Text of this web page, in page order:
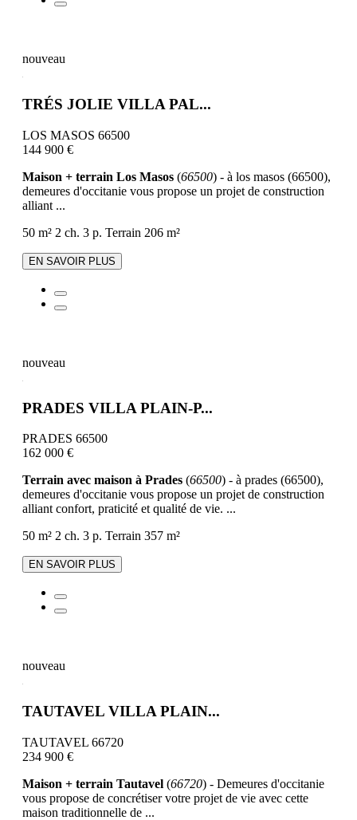
nouveau
TRÉS JOLIE VILLA PAL...
LOS MASOS 66500
144 900 €
Maison + terrain Los Masos (66500) - à los masos (66500),
demeures d'occitanie vous propose un projet de construction
alliant ...
50 m² 2 ch. 3 p. Terrain 206 m²
EN SAVOIR PLUS
nouveau
PRADES VILLA PLAIN-P...
PRADES 66500
162 000 €
Terrain avec maison à Prades (66500) - à prades (66500),
demeures d'occitanie vous propose un projet de construction
alliant confort, praticité et qualité de vie. ...
50 m² 2 ch. 3 p. Terrain 357 m²
EN SAVOIR PLUS
nouveau
TAUTAVEL VILLA PLAIN...
TAUTAVEL 66720
234 900 €
Maison + terrain Tautavel (66720) - Demeures d'occitanie
vous propose de concrétiser votre projet de vie avec cette
maison traditionnelle de ...